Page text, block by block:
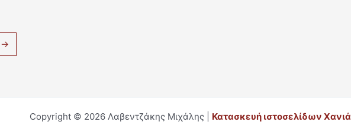
→
Copyright © 2026 Λαβεντζάκης Μιχάλης | Κατασκευή ιστοσελίδων Χανιά